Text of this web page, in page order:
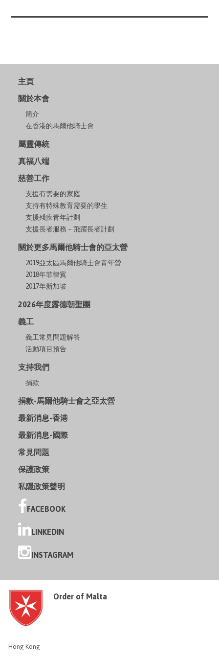
主頁
關於本會
簡介
在香港的馬爾他騎士會
屬靈傳統
真福八端
慈善工作
支援有需要的家庭
支持有特殊教育需要的學生
支援殘疾青年計劃
支援長者服務 – 飛躍長者計劃
關於更多馬爾他騎士會的亞太營
2019亞太區馬爾他騎士會青年營
2018年菲律賓
2017年新加坡
2026年度露德朝聖團
義工
義工常見問題解答
活動項目預告
支持我們
捐款
捐款-馬爾他騎士會之亞太營
最新消息-香港
最新消息-國際
常見問題
保護政策
私隱政策聲明
FACEBOOK
LINKEDIN
INSTAGRAM
Order of Malta
Hong Kong